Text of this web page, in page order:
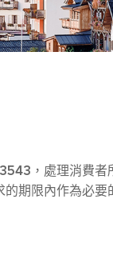
，處理消費
期限內作為必要